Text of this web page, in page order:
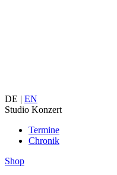
DE | EN
Studio Konzert
Termine
Chronik
Shop